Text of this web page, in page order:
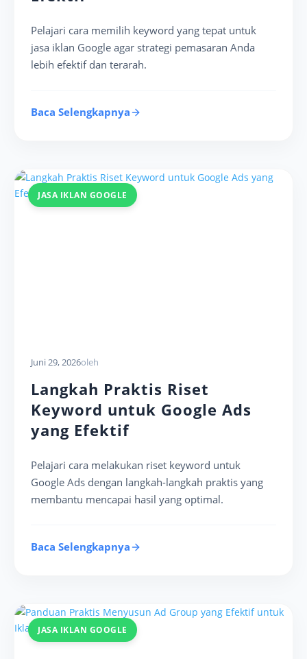
Pelajari cara memilih keyword yang tepat untuk
jasa iklan Google agar strategi pemasaran Anda
lebih efektif dan terarah.
Baca Selengkapnya
JASA IKLAN GOOGLE
Juni 29, 2026oleh
Langkah Praktis Riset
Keyword untuk Google Ads
yang Efektif
Pelajari cara melakukan riset keyword untuk
Google Ads dengan langkah-langkah praktis yang
membantu mencapai hasil yang optimal.
Baca Selengkapnya
JASA IKLAN GOOGLE